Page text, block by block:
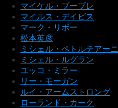
マイケル・ブーブレ
マイルス・デイビス
マーク・リボー
松本英彦
ミシェル・ペトルチアーニ
ミシェル・ルグラン
ユッコ・ミラー
リー・モーガン
ルイ・アームストロング
ローランド・カーク